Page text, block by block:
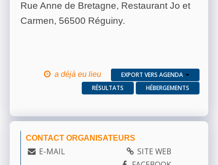
Rue Anne de Bretagne, Restaurant Jo et
Carmen, 56500 Réguiny.
a déjà eu lieu
EXPORT VERS AGENDA
RÉSULTATS
HÉBERGEMENTS
CONTACT ORGANISATEURS
E-MAIL
SITE WEB